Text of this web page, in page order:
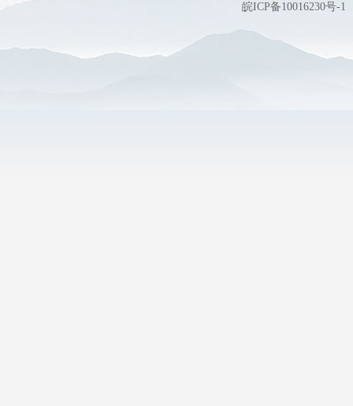
皖ICP备10016230号-1